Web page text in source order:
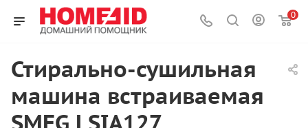
0
Стирально-сушильная
машина встраиваемая